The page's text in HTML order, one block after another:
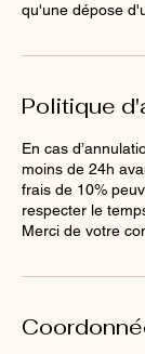
qu'une dépose
Politique
En cas
moins de 24h
frais de 10%
respecter le
Merci de votre